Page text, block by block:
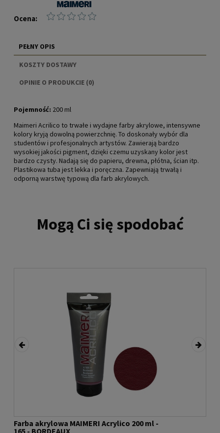
Ocena:
PEŁNY OPIS
KOSZTY DOSTAWY
CENA NIE ZAWIERA EWENTUALNYCH KOSZTÓW
OPINIE O PRODUKCIE (0)
Pojemność: 200 ml
Maimeri Acrilico to trwałe i wydajne farby akrylowe, intensywne
kolory kryją dowolną powierzchnię. To doskonały wybór dla
studentów i profesjonalnych artystów. Zawierają bardzo
wysokiej jakości pigment, dzięki czemu uzyskany kolor jest
bardzo czysty. Nadają się do papieru, drewna, płótna, ścian itp.
Plastikowa tuba jest lekka i poręczna. Zapewniają trwałą i
odporną warstwę typową dla farb akrylowych.
Mogą Ci się spodobać
Farba akrylowa MAIMERI Acrylico 200 ml -